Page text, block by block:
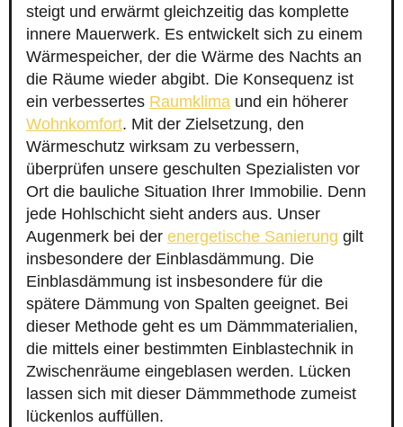
steigt und erwärmt gleichzeitig das komplette
innere Mauerwerk. Es entwickelt sich zu einem
Wärmespeicher, der die Wärme des Nachts an
die Räume wieder abgibt. Die Konsequenz ist
ein verbessertes Raumklima und ein höherer
Wohnkomfort. Mit der Zielsetzung, den
Wärmeschutz wirksam zu verbessern,
überprüfen unsere geschulten Spezialisten vor
Ort die bauliche Situation Ihrer Immobilie. Denn
jede Hohlschicht sieht anders aus. Unser
Augenmerk bei der energetische Sanierung gilt
insbesondere der Einblasdämmung. Die
Einblasdämmung ist insbesondere für die
spätere Dämmung von Spalten geeignet. Bei
dieser Methode geht es um Dämmmaterialien,
die mittels einer bestimmten Einblastechnik in
Zwischenräume eingeblasen werden. Lücken
lassen sich mit dieser Dämmmethode zumeist
lückenlos auffüllen.